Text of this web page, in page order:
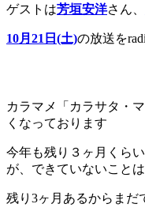
ゲストは芳垣安洋さん、
10月21日(土)の放送を
カラマメ「カラサタ・
くなっております
今年も残り３ヶ月くら
が、できていないことは
残り3ヶ月あるからまだ